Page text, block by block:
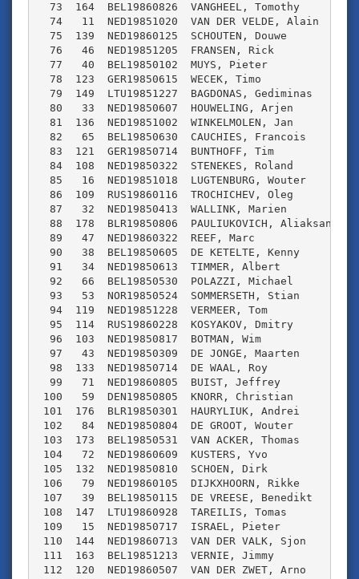
73  164  BEL19860826  VANGHEEL, Tomothy
74   11  NED19851020  VAN DER VELDE, Alain
75  139  NED19860125  SCHOUTEN, Douwe
76   46  NED19851205  FRANSEN, Rick
77   40  BEL19850102  MUYS, Pieter
78  123  GER19850615  WECEK, Timo
79  149  LTU19851227  BAGDONAS, Gediminas
80   33  NED19850607  HOUWELING, Arjen
81  136  NED19851002  WINKELMOLEN, Jan
82   65  BEL19850630  CAUCHIES, Francois
83  121  GER19850714  BUNTHOFF, Tim
84  108  NED19850322  STENEKES, Roland
85   16  NED19851018  LUGTENBURG, Wouter
86  109  RUS19860116  TROCHICHEV, Oleg
87   32  NED19850413  WALLINK, Marien
88  178  BLR19850806  PAULIUKOVICH, Aliaksandr
89   47  NED19860322  REEF, Marc
90   38  BEL19850605  DE KETELTE, Kenny
91   34  NED19850613  TIMMER, Albert
92   66  BEL19850530  POLAZZI, Michael
93   53  NOR19850524  SOMMERSETH, Stian
94  119  NED19851228  VERMEER, Tom
95  114  RUS19860228  KOSYAKOV, Dmitry
96  103  NED19850817  BOTMAN, Wim
97   43  NED19850309  DE JONGE, Maarten
98  133  NED19850714  DE WAAL, Roy
99   71  NED19860805  BUIST, Jeffrey
100   59  DEN19850805  KNORR, Christian
101  176  BLR19850301  HAURYLIUK, Andrei
102   84  NED19850804  DE GROOT, Wouter
103  173  BEL19850531  VAN ACKER, Thomas
104   72  NED19860609  KUSTERS, Yvo
105  132  NED19850810  SCHOEN, Dirk
106   79  NED19860105  DIJKXHOORN, Rikke
107   39  BEL19850115  DE VREESE, Benedikt
108  147  LTU19860928  TAREILIS, Tomas
109   15  NED19850717  ISRAEL, Pieter
110  144  NED19860713  VAN DER VALK, Sjon
111  163  BEL19851213  VERNIE, Jimmy
112  120  NED19860507  VAN DER ZWET, Arno